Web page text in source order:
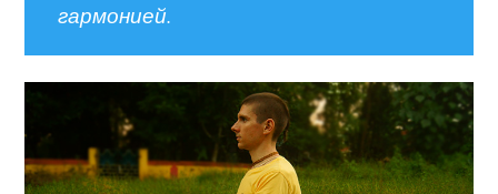
гармонией.